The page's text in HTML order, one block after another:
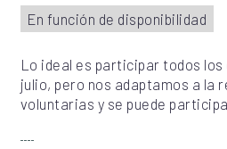
En función de disponibilidad
Lo ideal es participar todos los
julio, pero nos adaptamos a la
voluntarias y se puede